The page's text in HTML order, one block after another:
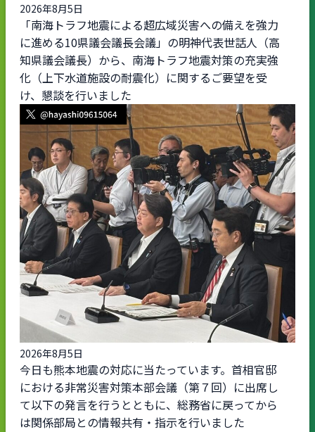
2026年8月5日
「南海トラフ地震による超広域災害への備えを強力
に進める10県議会議長会議」の明神代表世話人（高
知県議会議長）から、南海トラフ地震対策の充実強
化（上下水道施設の耐震化）に関するご要望を受
け、懇談を行いました
2026年8月5日
今日も熊本地震の対応に当たっています。首相官邸
における非常災害対策本部会議（第７回）に出席し
て以下の発言を行うとともに、総務省に戻ってから
は関係部局との情報共有・指示を行いました